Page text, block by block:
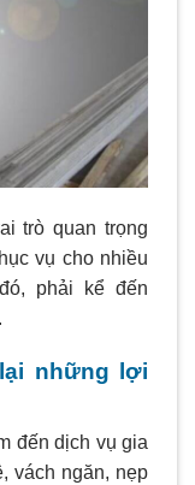
trò quan trọng
vụ cho nhiều
phải kể đến
những lợi
đến dịch vụ gia
vách ngăn, nẹp